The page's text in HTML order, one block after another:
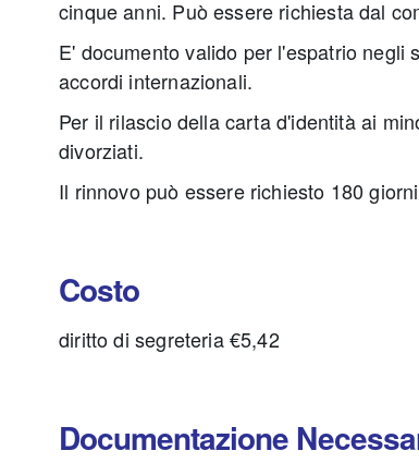
cinque anni. Può essere richiesta dal
E' documento valido per l'espatrio
accordi internazionali.
Per il rilascio della carta d'identità ai
divorziati.
Il rinnovo può essere richiesto 180
Costo
diritto di segreteria €5,42
Documentazione